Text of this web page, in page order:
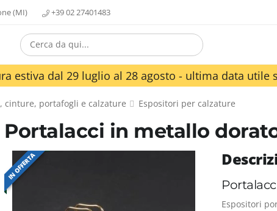
(MI) +39 02 27401483
estiva dal 29 luglio al 28 agosto - ultima data utile
cinture, portafogli e calzature Espositori per calzature
Portalacci in metallo
IN OFFERTA
Espositori